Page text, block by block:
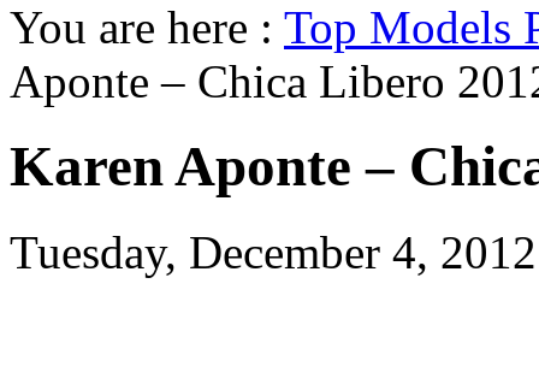
You are here : Top Models
Aponte – Chica Libero
Karen Aponte –
Tuesday, December 4,